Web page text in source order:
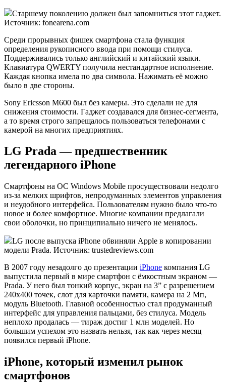
Старшему поколению должен был запомниться этот гаджет.
Источник: fonearena.com
Среди прорывных фишек смартфона стала функция
определения рукописного ввода при помощи стилуса.
Поддерживались только английский и китайский языки.
Клавиатура QWERTY получила нестандартное исполнение.
Каждая кнопка имела по два символа. Нажимать её можно
было в две стороны.
Sony Ericsson M600 был без камеры. Это сделали не для
снижения стоимости. Гаджет создавался для бизнес-сегмента,
а то время строго запрещалось пользоваться телефонами с
камерой на многих предприятиях.
LG Prada — предшественник
легендарного iPhone
Смартфоны на ОС Windows Mobile просуществовали недолго
из-за мелких шрифтов, непродуманных элементов управления
и неудобного интерфейса. Пользователям нужно было что-то
новое и более комфортное. Многие компании предлагали
свои оболочки, но принципиально ничего не менялось.
LG после выпуска iPhone обвиняли Apple в копировании
модели Prada. Источник: trustedreviews.com
В 2007 году незадолго до презентации iPhone компания LG
выпустила первый в мире смартфон с ёмкостным экраном —
Prada. У него был тонкий корпус, экран на 3” с разрешением
240х400 точек, слот для карточки памяти, камера на 2 Мп,
модуль Bluetooth. Главной особенностью стал продуманный
интерфейс для управления пальцами, без стилуса. Модель
неплохо продалась — тираж достиг 1 млн моделей. Но
большим успехом это назвать нельзя, так как через месяц
появился первый iPhone.
iPhone, который изменил рынок
смартфонов